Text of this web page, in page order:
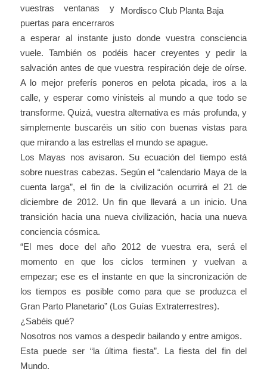
vuestras ventanas y
puertas para encerraros
a esperar al instante justo donde vuestra consciencia
vuele. También os podéis hacer creyentes y pedir la
salvación antes de que vuestra respiración deje de oírse.
A lo mejor preferís poneros en pelota picada, iros a la
calle, y esperar como vinisteis al mundo a que todo se
transforme. Quizá, vuestra alternativa es más profunda, y
simplemente buscaréis un sitio con buenas vistas para
que mirando a las estrellas el mundo se apague.
Los Mayas nos avisaron. Su ecuación del tiempo está
sobre nuestras cabezas. Según el “calendario Maya de la
cuenta larga”, el fin de la civilización ocurrirá el 21 de
diciembre de 2012. Un fin que llevará a un inicio. Una
transición hacia una nueva civilización, hacia una nueva
conciencia cósmica.
“El mes doce del año 2012 de vuestra era, será el
momento en que los ciclos terminen y vuelvan a
empezar; ese es el instante en que la sincronización de
los tiempos es posible como para que se produzca el
Gran Parto Planetario” (Los Guías Extraterrestres).
¿Sabéis qué?
Nosotros nos vamos a despedir bailando y entre amigos.
Esta puede ser “la última fiesta”. La fiesta del fin del
Mundo.